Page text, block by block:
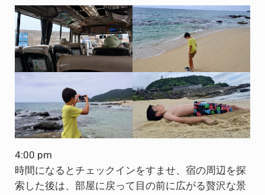
4:00 pm
時間になるとチェックインをすませ、宿の周辺を探
索した後は、部屋に戻って目の前に広がる贅沢な景